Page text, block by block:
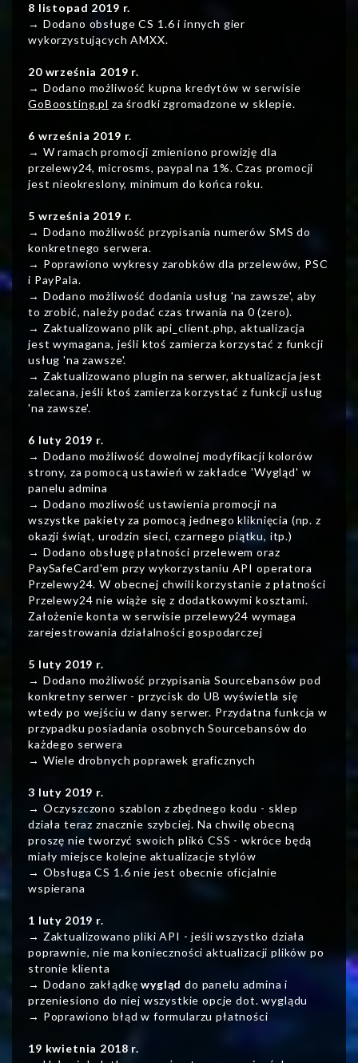
8 listopad 2019 r.
→ Dodano obsługe CS 1.6 i innych gier
wykorzystujących AMXX.
20 września 2019 r.
→ Dodano możliwość kupna kredytów w serwisie
GoBoosting.pl za środki zgromadzone w sklepie.
6 września 2019 r.
→ W ramach promocji zmieniono prowizję dla
przelewy24, microsms, paypal na 1%. Czas promocji
jest nieokreslony, minimum do końca roku.
5 września 2019 r.
→ Dodano możliwość przypisania numerów SMS do
konkretnego serwera.
→ Poprawiono wykresy zarobków dla przelewów, PSC
i PayPala.
→ Dodano możliwość dodania usług 'na zawsze', aby
to zrobić, należy podać czas trwania na 0 (zero).
→ Zaktualizowano plik api_client.php, aktualizacja
jest wymagana, jeśli ktoś zamierza korzystać z funkcji
usług 'na zawsze'.
→ Zaktualizowano plugin na serwer, aktualizacja jest
zalecana, jeśli ktoś zamierza korzystać z funkcji usług
'na zawsze'.
6 luty 2019 r.
→ Dodano możliwość dowolnej modyfikacji kolorów
strony, za pomocą ustawień w zakładce 'Wygląd' w
panelu admina
→ Dodano mozliwość ustawienia promocji na
wszystke pakiety za pomocą jednego kliknięcia (np. z
okazji świąt, urodzin sieci, czarnego piątku, itp.)
→ Dodano obsługę płatności przelewem oraz
PaySafeCard'em przy wykorzystaniu API operatora
Przelewy24. W obecnej chwili korzystanie z płatności
Przelewy24 nie wiąże się z dodatkowymi kosztami.
Założenie konta w serwisie przelewy24 wymaga
zarejestrowania działalności gospodarczej
5 luty 2019 r.
→ Dodano możliwość przypisania Sourcebansów pod
konkretny serwer - przycisk do UB wyświetla się
wtedy po wejściu w dany serwer. Przydatna funkcja w
przypadku posiadania osobnych Sourcebansów do
każdego serwera
→ Wiele drobnych poprawek graficznych
3 luty 2019 r.
→ Oczyszczono szablon z zbędnego kodu - sklep
działa teraz znacznie szybciej. Na chwilę obecną
proszę nie tworzyć swoich plikó CSS - wkróce będą
miały miejsce kolejne aktualizacje stylów
→ Obsługa CS 1.6 nie jest obecnie oficjalnie
wspierana
1 luty 2019 r.
→ Zaktualizowano pliki API - jeśli wszystko działa
poprawnie, nie ma konieczności aktualizacji plików po
stronie klienta
→ Dodano zakłądkęwygląd do panelu admina i
przeniesiono do niej wszystkie opcje dot. wyglądu
→ Poprawiono błąd w formularzu płatności
19 kwietnia 2018 r.